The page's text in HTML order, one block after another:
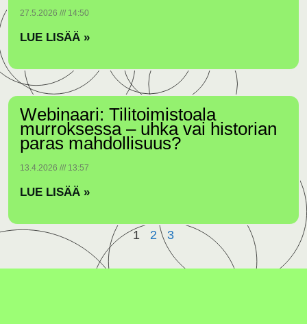
27.5.2026 14:50
LUE LISÄÄ »
Webinaari: Tilitoimistoala
murroksessa – uhka vai historian
paras mahdollisuus?
13.4.2026 13:57
LUE LISÄÄ »
1 2 3